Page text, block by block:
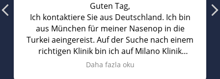
Guten Tag,
Ich kontaktiere Sie aus Deutschland. Ich bin
aus München für meiner Nasenop in die
Turkei aeingereist. Auf der Suche nach einem
richtigen Klinik bin ich auf Milano Klinik
gestoBen. Sie hatten richtig gute
Daha fazla oku